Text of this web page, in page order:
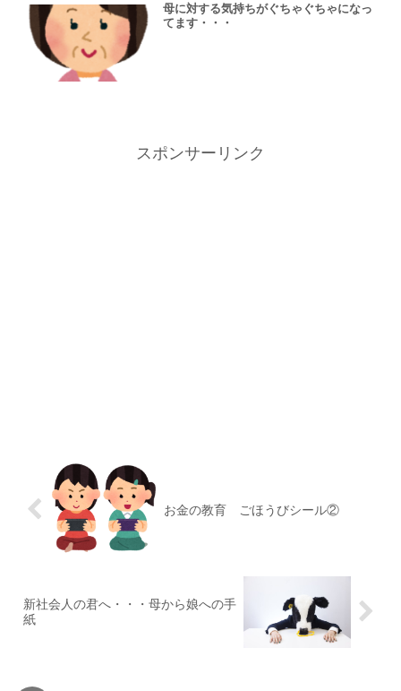
母に対する気持ちがぐちゃぐちゃになっ
てます・・・
スポンサーリンク
お金の教育 ごほうびシール②
新社会人の君へ・・・母から娘への手
紙